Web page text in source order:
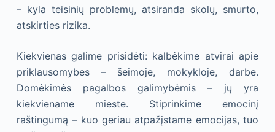
– kyla teisinių problemų, atsiranda skolų, smurto,
atskirties rizika.
Kiekvienas galime prisidėti: kalbėkime atvirai apie
priklausomybes – šeimoje, mokykloje, darbe.
Domėkimės pagalbos galimybėmis – jų yra
kiekviename mieste. Stiprinkime emocinį
raštingumą – kuo geriau atpažįstame emocijas, tuo